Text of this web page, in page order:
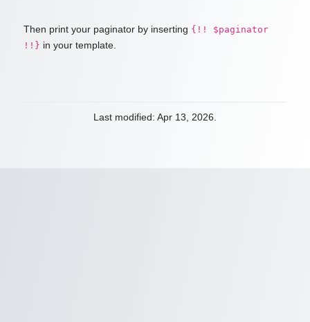
Then print your paginator by inserting {!! $paginator
!!} in your template.
Last modified: Apr 13, 2026.